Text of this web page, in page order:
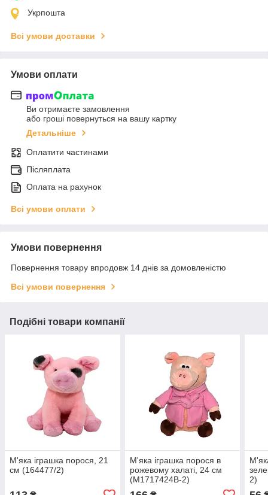
Укрпошта
Всі умови доставки
Умови оплати
Ви отримаєте замовлення
або гроші повернуться на вашу картку
Детальніше
Оплатити частинами
Післяплата
Оплата на рахунок
Всі умови оплати
Умови повернення
Повернення товару впродовж 14 днів за домовленістю
Всі умови повернення
Подібні товари компанії
М'яка іграшка порося, 21
см (164477/2)
М'яка іграшка порося в
рожевому халаті, 24 см
(M1717424B-2)
2)